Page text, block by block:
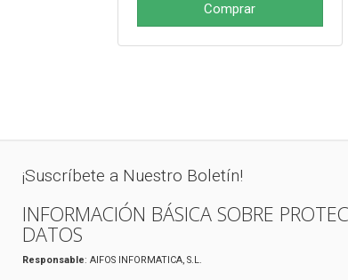
Comprar
¡Suscríbete a Nuestro Boletín!
INFORMACIÓN BÁSICA SOBRE
DATOS
Responsable: AIFOS INFORMATICA, S.L.